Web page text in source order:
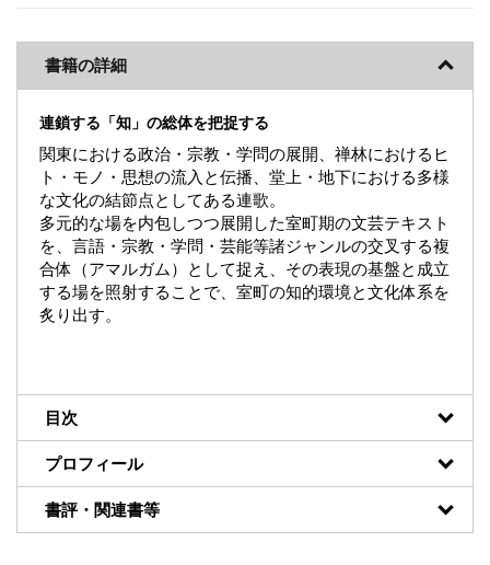
書籍の詳細
連鎖する「知」の総体を把捉する
関東における政治・宗教・学問の展開、禅林におけるヒ
ト・モノ・思想の流入と伝播、堂上・地下における多様
な文化の結節点としてある連歌。
多元的な場を内包しつつ展開した室町期の文芸テキスト
を、言語・宗教・学問・芸能等諸ジャンルの交叉する複
合体（アマルガム）として捉え、その表現の基盤と成立
する場を照射することで、室町の知的環境と文化体系を
炙り出す。
目次
プロフィール
書評・関連書等